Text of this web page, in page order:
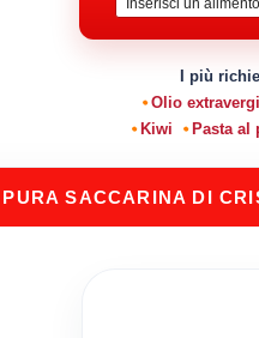
I più
Olio
Kiwi
Pasta al
SACCARINA DI